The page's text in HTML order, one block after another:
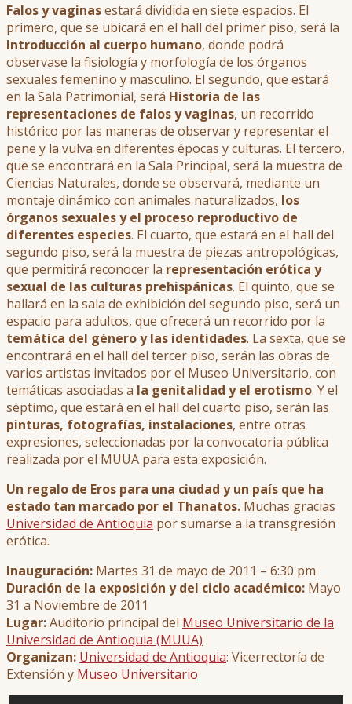
Falos y vaginasestará dividida en siete espacios. El
primero, que se ubicará en el hall del primer piso, será la
Introducción al cuerpo humano, donde podrá
observase la fisiología y morfología de los órganos
sexuales femenino y masculino. El segundo, que estará
en la Sala Patrimonial, será Historia de las
representaciones de falos y vaginas, un recorrido
histórico por las maneras de observar y representar el
pene y la vulva en diferentes épocas y culturas. El tercero,
que se encontrará en la Sala Principal, será la muestra de
Ciencias Naturales, donde se observará, mediante un
montaje dinámico con animales naturalizados, los
órganos sexuales y el proceso reproductivo de
diferentes especies. El cuarto, que estará en el hall del
segundo piso, será la muestra de piezas antropológicas,
que permitirá reconocer la representación erótica y
sexual de las culturas prehispánicas. El quinto, que se
hallará en la sala de exhibición del segundo piso, será un
espacio para adultos, que ofrecerá un recorrido por la
temática del género y las identidades. La sexta, que se
encontrará en el hall del tercer piso, serán las obras de
varios artistas invitados por el Museo Universitario, con
temáticas asociadas a la genitalidad y el erotismo. Y el
séptimo, que estará en el hall del cuarto piso, serán las
pinturas, fotografías, instalaciones, entre otras
expresiones, seleccionadas por la convocatoria pública
realizada por el MUUA para esta exposición.
Un regalo de Eros para una ciudad y un país que ha
estado tan marcado por el Thanatos. Muchas gracias
Universidad de Antioquia por sumarse a la transgresión
erótica.
Inauguración: Martes 31 de mayo de 2011 – 6:30 pm
Duración de la exposición y del ciclo académico: Mayo
31 a Noviembre de 2011
Lugar:Auditorio principal del Museo Universitario de la
Universidad de Antioquia (MUUA)
Organizan: Universidad de Antioquia: Vicerrectoría de
Extensión y Museo Universitario